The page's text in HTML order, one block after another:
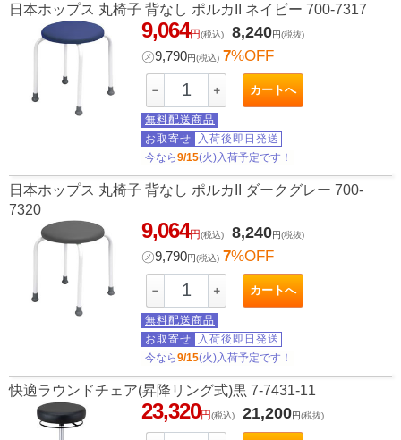
日本ホップス 丸椅子 背なし ポルカII ネイビー 700-7317
9,064円(税込) 8,240円(税抜)
㋱9,790円(税込) 7%OFF
－ ＋ カートへ
無料配送商品
お取寄せ
入荷後即日発送
今なら9/15(火)入荷予定です！
日本ホップス 丸椅子 背なし ポルカII ダークグレー 700-
7320
9,064円(税込) 8,240円(税抜)
㋱9,790円(税込) 7%OFF
－ ＋ カートへ
無料配送商品
お取寄せ
入荷後即日発送
今なら9/15(火)入荷予定です！
快適ラウンドチェア(昇降リング式)黒 7-7431-11
23,320円(税込) 21,200円(税抜)